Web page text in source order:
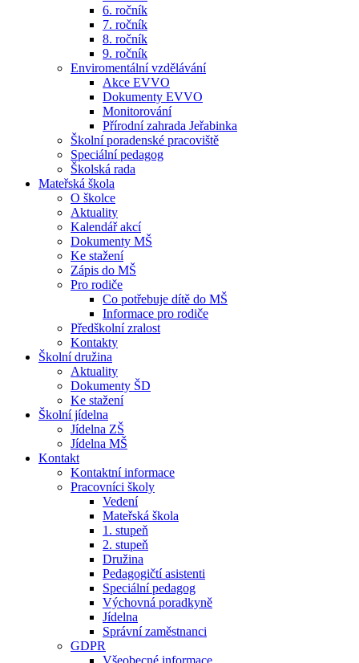
6. ročník
7. ročník
8. ročník
9. ročník
Enviromentální vzdělávání
Akce EVVO
Dokumenty EVVO
Monitorování
Přírodní zahrada Jeřabinka
Školní poradenské pracoviště
Speciální pedagog
Školská rada
Mateřská škola
O školce
Aktuality
Kalendář akcí
Dokumenty MŠ
Ke stažení
Zápis do MŠ
Pro rodiče
Co potřebuje dítě do MŠ
Informace pro rodiče
Předškolní zralost
Kontakty
Školní družina
Aktuality
Dokumenty ŠD
Ke stažení
Školní jídelna
Jídelna ZŠ
Jídelna MŠ
Kontakt
Kontaktní informace
Pracovníci školy
Vedení
Mateřská škola
1. stupeň
2. stupeň
Družina
Pedagogičtí asistenti
Speciální pedagog
Výchovná poradkyně
Jídelna
Správní zaměstnanci
GDPR
Všeobecné informace